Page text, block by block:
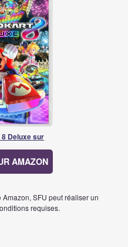
Deluxe sur
AMAZON
SFU peut réaliser un
requises.